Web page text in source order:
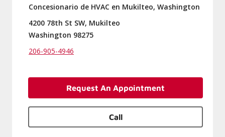
Concesionario de HVAC en Mukilteo, Washington
4200 78th St SW, Mukilteo
Washington 98275
206-905-4946
Request An Appointment
Call